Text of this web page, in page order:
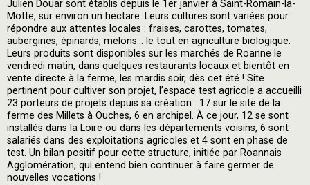
Julien Douar sont établis depuis le 1er janvier à Saint-Romain-la-
Motte, sur environ un hectare. Leurs cultures sont variées pour
répondre aux attentes locales : fraises, carottes, tomates,
aubergines, épinards, melons… le tout en agriculture biologique.
Leurs produits sont disponibles sur les marchés de Roanne le
vendredi matin, dans quelques restaurants locaux et bientôt en
vente directe à la ferme, les mardis soir, dès cet été ! Site
pertinent pour cultiver son projet, l’espace test agricole a accueilli
23 porteurs de projets depuis sa création : 17 sur le site de la
ferme des Millets à Ouches, 6 en archipel. À ce jour, 12 se sont
installés dans la Loire ou dans les départements voisins, 6 sont
salariés dans des exploitations agricoles et 4 sont en phase de
test. Un bilan positif pour cette structure, initiée par Roannais
Agglomération, qui entend bien continuer à faire germer de
nouvelles vocations !